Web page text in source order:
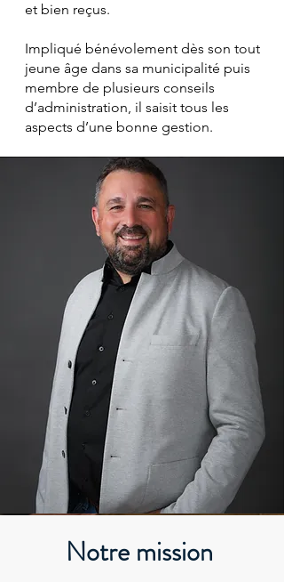
et bien reçus.
Impliqué bénévolement dès son tout
jeune âge dans sa municipalité puis
membre de plusieurs conseils
d’administration, il saisit tous les
aspects d’une bonne gestion.
Notre mission